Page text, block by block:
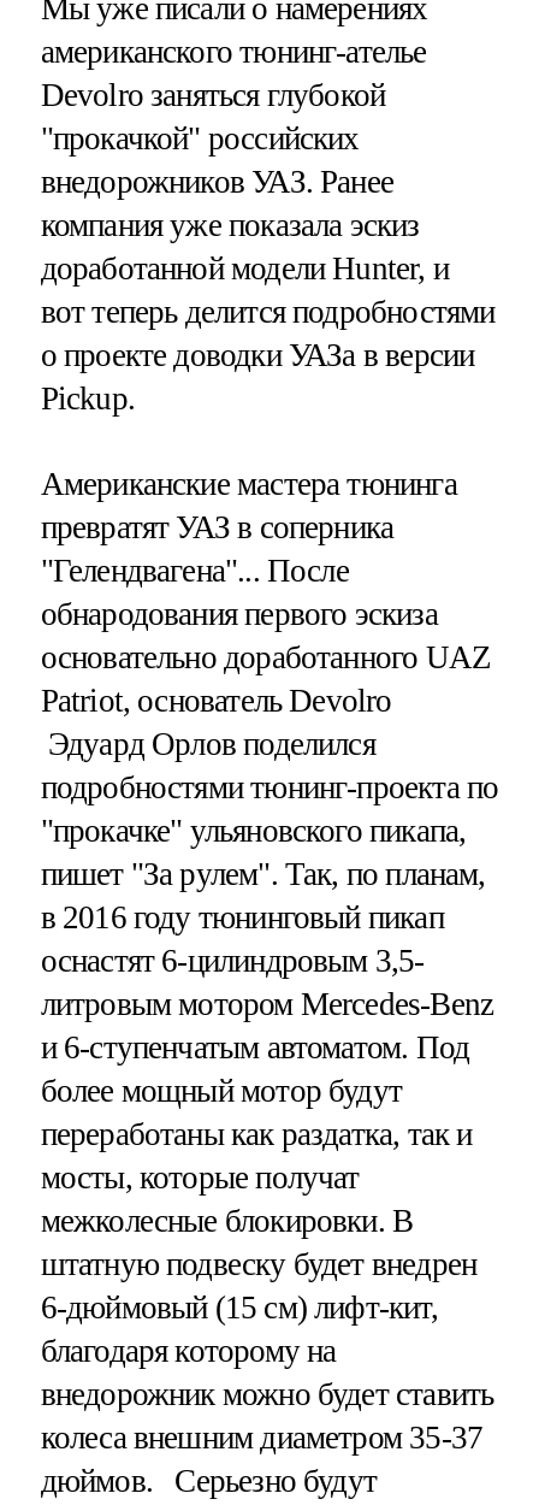
Мы уже писали о намерениях
американского тюнинг-ателье
Devolro заняться глубокой
"прокачкой" российских
внедорожников УАЗ. Ранее
компания уже показала эскиз
доработанной модели Hunter, и
вот теперь делится подробностями
о проекте доводки УАЗа в версии
Pickup.
Американские мастера тюнинга
превратят УАЗ в соперника
"Гелендвагена"... После
обнародования первого эскиза
основательно доработанного UAZ
Patriot, основатель Devolro
Эдуард Орлов поделился
подробностями тюнинг-проекта по
"прокачке" ульяновского пикапа,
пишет "За рулем". Так, по планам,
в 2016 году тюнинговый пикап
оснастят 6-цилиндровым 3,5-
литровым мотором Mercedes-Benz
и 6-ступенчатым автоматом. Под
более мощный мотор будут
переработаны как раздатка, так и
мосты, которые получат
межколесные блокировки. В
штатную подвеску будет внедрен
6-дюймовый (15 см) лифт-кит,
благодаря которому на
внедорожник можно будет ставить
колеса внешним диаметром 35-37
дюймов. Серьезно будут